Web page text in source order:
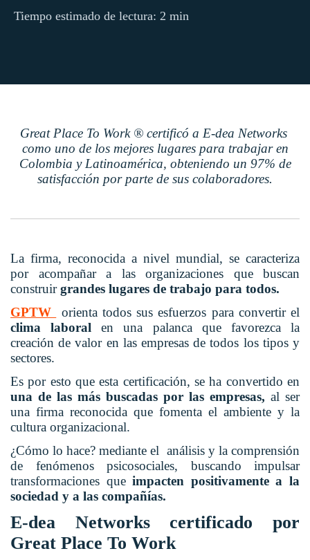
Tiempo estimado de lectura: 2 min
Great Place To Work ® certificó a E-dea Networks
como uno de los mejores lugares para trabajar en
Colombia y Latinoamérica, obteniendo un 97% de
satisfacción por parte de sus colaboradores.
La firma, reconocida a nivel mundial, se caracteriza
por acompañar a las organizaciones que buscan
construirgrandes lugares de trabajo para todos.
GPTW
orienta todos sus esfuerzos para convertir el
clima laboral en una palanca que favorezca la
creación de valor en las empresas de todos los tipos y
sectores.
Es por esto que esta certificación, se ha convertido en
una de las más buscadas por las empresas, al ser
una firma reconocida que fomenta el ambiente y la
cultura organizacional.
¿Cómo lo hace? mediante el análisis y la comprensión
de fenómenos psicosociales, buscando impulsar
transformaciones queimpacten positivamente a la
sociedad y a las compañías.
E-dea Networks certificado por
Great Place To Work